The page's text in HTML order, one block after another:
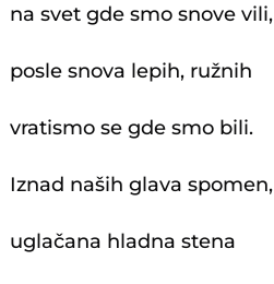
na svet gde smo snove vili,
posle snova lepih, ružnih
vratismo se gde smo bili.
Iznad naših glava spomen,
uglačana hladna stena